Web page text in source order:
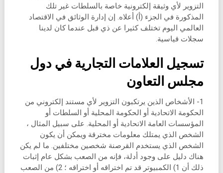
التزوير لأي وثيقة إلكترونية خاصة بالسلطات غير تلك
المذكورة في الجزء (أ) أعلاه. إن إدارة الوثائق في الاقتصاد
العالمي اليوم تختلف كثيرا عن ذي قبل عندما كان لدينا
سجلات قياسية.
تسجيل العلامات التجارية في دول
مجلس التعاون
1- الأشخاص الذين يرتكبون التزوير لأي مستند إلكتروني من
الحكومة الاتحادية أو الحكومة المحلية أو السلطات أو
المؤسسات العامة الاتحادية أو المحلية. على سبيل المثال ،
الشخص الذي يمتلك معلومات مخترقة ويمكن أن يكون
الشخص الذي يستخدم القرصنة شخصين مختلفين. ما لم يكن
هناك دليل على وجود أدلة، فإنه من الصعب بشكل عام إثبات
ذلك أن 1) الكمبيوتر قد تم اختراقه أو اختراقه ؛ 2) من الصعب